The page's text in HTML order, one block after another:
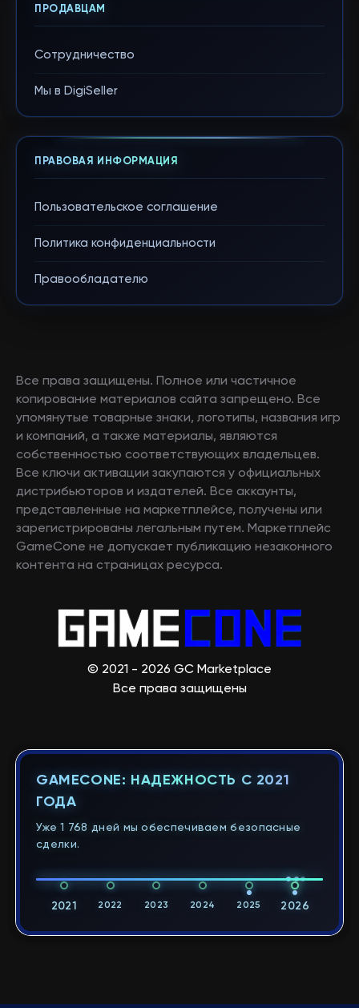
ПРОДАВЦАМ
Сотрудничество
Мы в DigiSeller
ПРАВОВАЯ ИНФОРМАЦИЯ
Пользовательское соглашение
Политика конфиденциальности
Правообладателю
Все права защищены. Полное или частичное
копирование материалов сайта запрещено. Все
упомянутые товарные знаки, логотипы, названия игр
и компаний, а также материалы, являются
собственностью соответствующих владельцев.
Все ключи активации закупаются у официальных
дистрибьюторов и издателей. Все аккаунты,
представленные на маркетплейсе, получены или
зарегистрированы легальным путем. Маркетплейс
GameCone не допускает публикацию незаконного
контента на страницах ресурса.
© 2021 - 2026 GC Marketplace
Все права защищены
GAMECONE: НАДЕЖНОСТЬ С 2021
ГОДА
Уже 1 768 дней мы обеспечиваем безопасные
сделки.
2021 2022 2023 2024 2025 2026